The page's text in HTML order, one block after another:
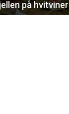
på hvitviner